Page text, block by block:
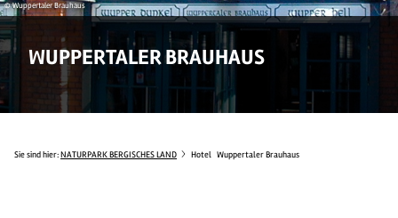
© Wuppertaler Brauhaus
WUPPERTALER BRAUHAUS
Sie sind hier:NATURPARK BERGISCHES LAND Hotel Wuppertaler Brauhaus